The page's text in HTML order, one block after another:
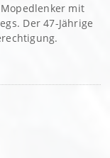
mit
Der 47-Jährige